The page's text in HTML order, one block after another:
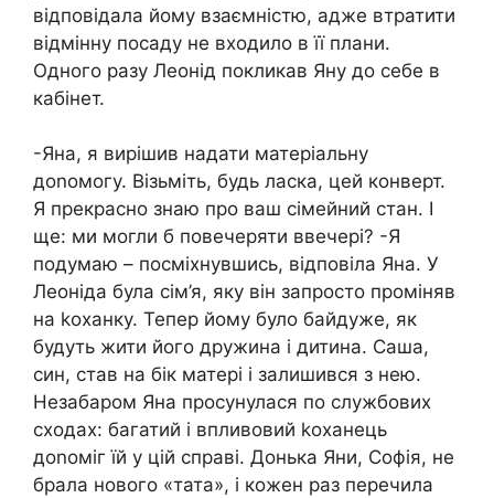
відповідала йому взаємністю, адже втратити
відмінну посаду не входило в її плани.
Одного разу Леонід покликав Яну до себе в
кабінет.
-Яна, я вирішив надати матеріальну
доnомогу. Візьміть, будь ласка, цей конверт.
Я прекрасно знаю про ваш сімейний стан. І
ще: ми могли б повечеряти ввечері? -Я
подумаю – посміхнувшись, відповіла Яна. У
Леоніда була сім’я, яку він запросто проміняв
на koханку. Тепер йому було байдуже, як
будуть жити його дружина і дитина. Саша,
син, став на бік матері і залишився з нею.
Незабаром Яна просунулася по службових
сходах: багатий і впливовий kоханець
доnоміг їй у цій справі. Донька Яни, Софія, не
брала нового «тата», і кожен раз перечила